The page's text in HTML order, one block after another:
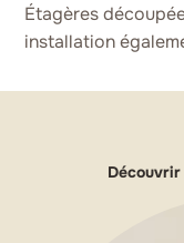
Étagères
installation